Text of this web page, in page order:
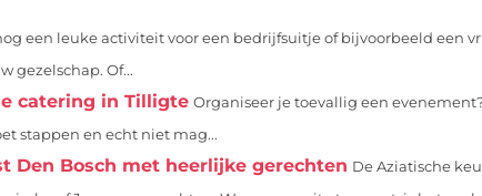
een leuke activiteit voor een bedrijfsuitje of bijvoorbeeld een
gezelschap. Of...
catering in Tilligte Organiseer je toevallig een
stappen en echt niet mag...
Den Bosch met heerlijke gerechten De Aziatische